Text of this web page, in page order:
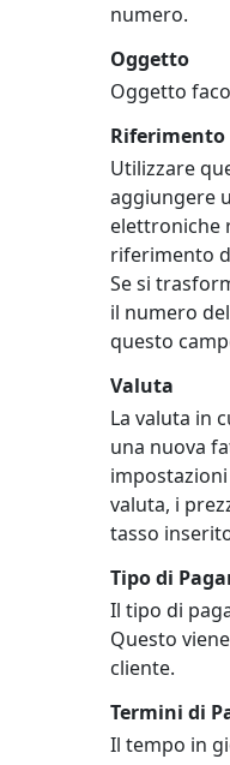
numero.
Oggetto
Oggetto
Riferimento
Utilizzare
aggiungere
elettroniche
riferimento
Se si
il numero
questo
Valuta
La valuta in
una nuova
valuta, i
tasso
Tipo di
Il tipo di
Questo
cliente.
Termini di
Il tempo in